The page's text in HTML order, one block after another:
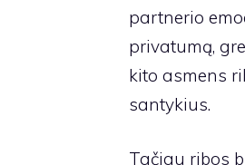
partnerio
privatumą,
kito asmens
santykius.
Tačiau ribos